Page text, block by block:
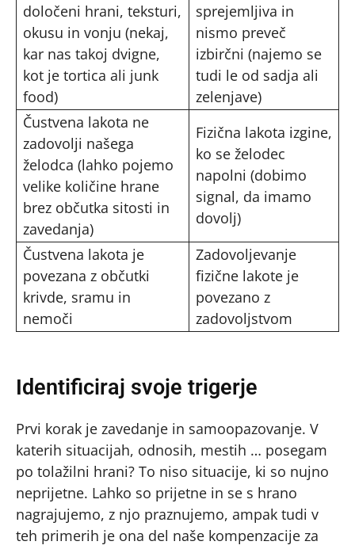
določeni hrani, teksturi,
okusu in vonju (nekaj,
kar nas takoj dvigne,
kot je tortica ali junk
food)
sprejemljiva in
nismo preveč
izbirčni (najemo se
tudi le od sadja ali
zelenjave)
Čustvena lakota ne
zadovolji našega
želodca (lahko pojemo
velike količine hrane
brez občutka sitosti in
zavedanja)
Fizična lakota izgine,
ko se želodec
napolni (dobimo
signal, da imamo
dovolj)
Čustvena lakota je
povezana z občutki
krivde, sramu in
nemoči
Zadovoljevanje
fizične lakote je
povezano z
zadovoljstvom
Identificiraj svoje trigerje
Prvi korak je zavedanje in samoopazovanje. V
katerih situacijah, odnosih, mestih … posegam
po tolažilni hrani? To niso situacije, ki so nujno
neprijetne. Lahko so prijetne in se s hrano
nagrajujemo, z njo praznujemo, ampak tudi v
teh primerih je ona del naše kompenzacije za